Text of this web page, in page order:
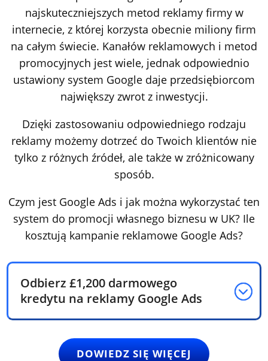
najskuteczniejszych metod reklamy firmy w
internecie, z której korzysta obecnie miliony firm
na całym świecie. Kanałów reklamowych i metod
promocyjnych jest wiele, jednak odpowiednio
ustawiony system Google daje przedsiębiorcom
największy zwrot z inwestycji.
Dzięki zastosowaniu odpowiedniego rodzaju
reklamy możemy dotrzeć do Twoich klientów nie
tylko z różnych źródeł, ale także w zróżnicowany
sposób.
Czym jest Google Ads i jak można wykorzystać ten
system do promocji własnego biznesu w UK? Ile
kosztują kampanie reklamowe Google Ads?
Odbierz £1,200 darmowego
kredytu na reklamy Google Ads
DOWIEDZ SIĘ WIĘCEJ